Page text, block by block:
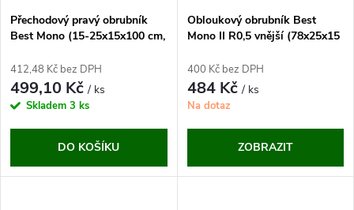
Přechodový pravý obrubník
Best Mono (15-25x15x100 cm,
412,48 Kč bez DPH
499,10 Kč/ ks
Skladem 3 ks
DO KOŠÍKU
Obloukový obrubník Best
Mono II R0,5 vnější (78x25x15
400 Kč bez DPH
484 Kč/ ks
Na dotaz
ZOBRAZIT